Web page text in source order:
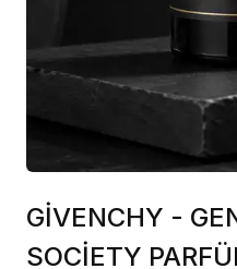
GİVENCHY -
SOCİETY